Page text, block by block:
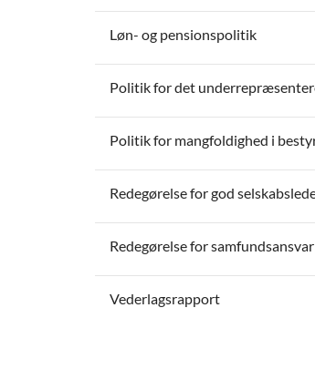
Løn- og pensionspolitik
Politik for det
Politik for mangfoldighed i
Redegørelse for god
Redegørelse for samfundsansvar
Vederlagsrapport